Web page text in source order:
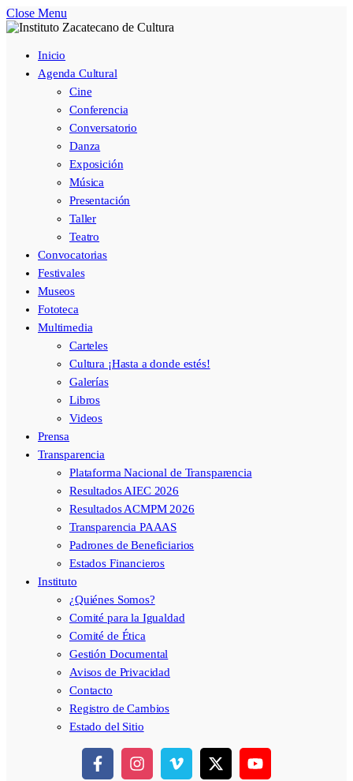
Close Menu
Inicio
Agenda Cultural
Cine
Conferencia
Conversatorio
Danza
Exposición
Música
Presentación
Taller
Teatro
Convocatorias
Festivales
Museos
Fototeca
Multimedia
Carteles
Cultura ¡Hasta a donde estés!
Galerías
Libros
Videos
Prensa
Transparencia
Plataforma Nacional de Transparencia
Resultados AIEC 2026
Resultados ACMPM 2026
Transparencia PAAAS
Padrones de Beneficiarios
Estados Financieros
Instituto
¿Quiénes Somos?
Comité para la Igualdad
Comité de Ética
Gestión Documental
Avisos de Privacidad
Contacto
Registro de Cambios
Estado del Sitio